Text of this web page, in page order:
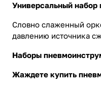
Универсальный набор
Словно слаженный
давлению источника
Наборы
Жаждете купить